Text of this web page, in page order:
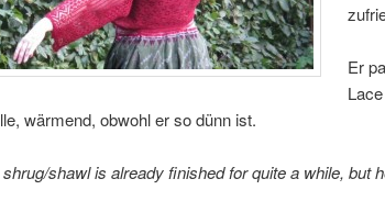
Er
wärmend, obwohl er so dünn ist.
shawl is already finished for quite a while, but